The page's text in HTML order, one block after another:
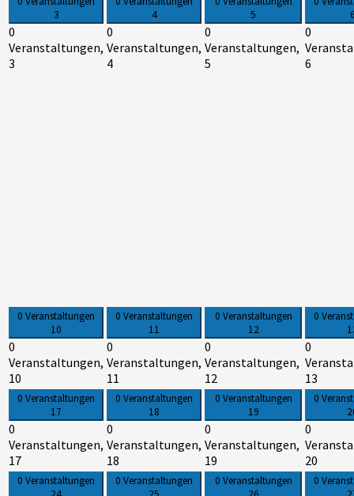
3
0
Veranstaltungen,
3
4
0
Veranstaltungen,
4
5
0
Veranstaltungen,
5
0
6
0 Veranstaltungen
10
0
Veranstaltungen,
10
0 Veranstaltungen
11
0
Veranstaltungen,
11
0 Veranstaltungen
12
0
Veranstaltungen,
12
0
0
13
0 Veranstaltungen
17
0
Veranstaltungen,
17
0 Veranstaltungen
18
0
Veranstaltungen,
18
0 Veranstaltungen
19
0
Veranstaltungen,
19
0
0
20
0 Veranstaltungen
0 Veranstaltungen
0 Veranstaltungen
0